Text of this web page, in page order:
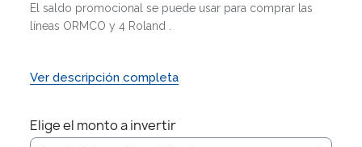
El saldo promocional se puede usar para comprar las
líneas ORMCO y 4 Roland .
Ver descripción completa
Elige el monto a invertir